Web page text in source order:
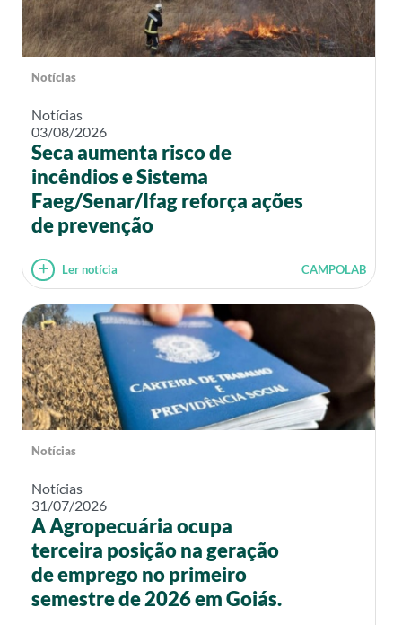
Notícias
Notícias
03/08/2026
Seca aumenta risco de
incêndios e Sistema
Faeg/Senar/Ifag reforça ações
de prevenção
Ler notícia CAMPOLAB
Notícias
Notícias
31/07/2026
A Agropecuária ocupa
terceira posição na geração
de emprego no primeiro
semestre de 2026 em Goiás.